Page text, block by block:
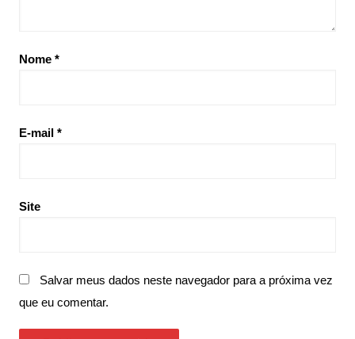
Nome *
E-mail *
Site
Salvar meus dados neste navegador para a próxima vez
que eu comentar.